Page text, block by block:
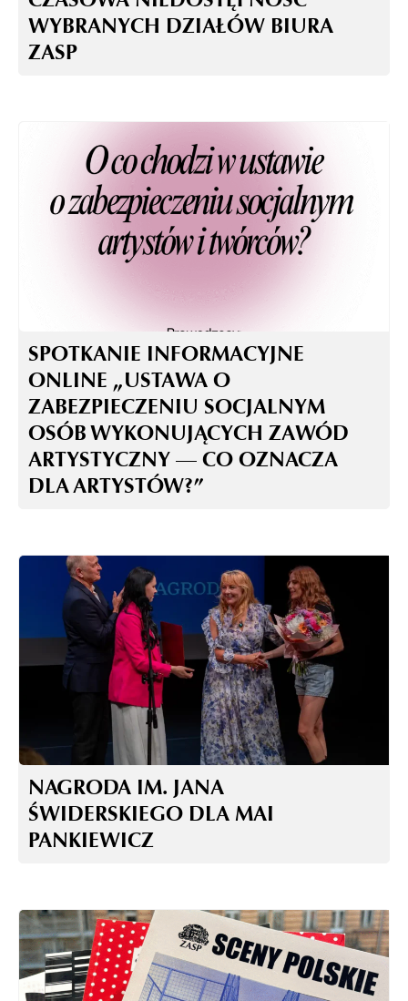
WYBRANYCH DZIAŁÓW BIURA
ZASP
SPOTKANIE INFORMACYJNE
ONLINE „USTAWA O
ZABEZPIECZENIU SOCJALNYM
OSÓB WYKONUJĄCYCH ZAWÓD
ARTYSTYCZNY — CO OZNACZA
DLA ARTYSTÓW?”
NAGRODA IM. JANA
ŚWIDERSKIEGO DLA MAI
PANKIEWICZ